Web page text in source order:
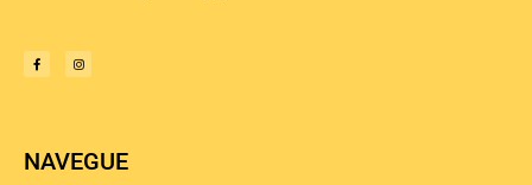
NAVEGUE